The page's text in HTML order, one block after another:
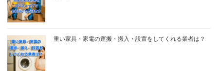
重い家具・家電の運搬・搬入・設置をしてくれる業者は？